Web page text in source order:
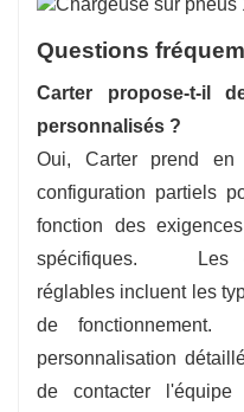
Questions
Carter propose-t-il
personnalisés ?
Oui, Carter prend en
configuration partiels
fonction des
spécifiques. Les
réglables incluent les
de
personnalisation
de contacter